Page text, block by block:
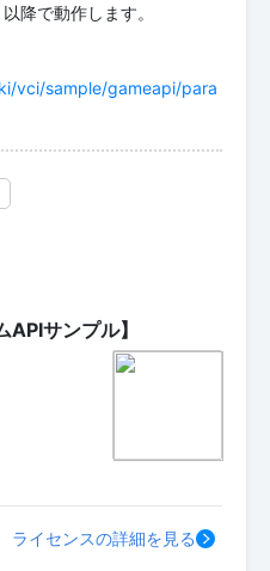
降で動作します。
vci/sample/gameapi/para
サンプル】
ライセンスの詳細を見る